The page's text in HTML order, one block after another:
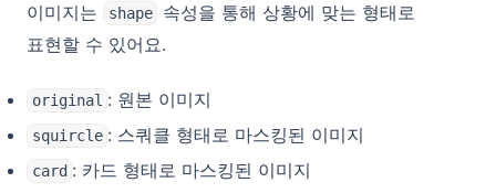
이미지는 shape
속성을 통해 상황에 맞는 형태로
표현할 수 있어요.
original : 원본 이미지
squircle : 스쿼클 형태로 마스킹된 이미지
card : 카드 형태로 마스킹된 이미지